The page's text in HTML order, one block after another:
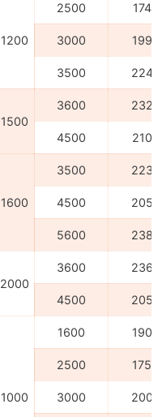
1200
2500 1745
3000 1995
3500 2245
1500
3600 2327
4500 2100
1600
3500 2236
4500 2054
5600 2386
2000
3600 2362
4500 2054
1000
1600 1900
2500 1750
3000 2000